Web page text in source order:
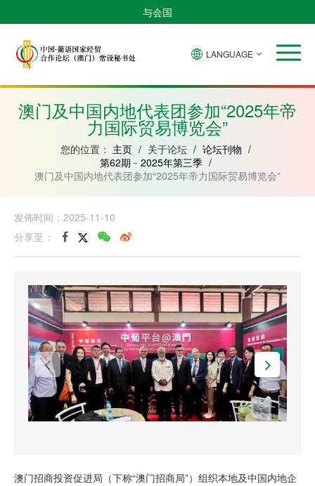
与会国
安
比
绍
內
亚
克
和
普
LANGUAGE
澳门及中国内地代表团参加“2025年帝
力国际贸易博览会”
您的位置： 主页 / 关于论坛 / 论坛刊物 /
第62期﹣2025年第三季 /
澳门及中国内地代表团参加“2025年帝力国际贸易博览会”
发佈时间：2025-11-10
分享至：
澳门招商投资促进局（下称“澳门招商局”）组织本地及中国内地企